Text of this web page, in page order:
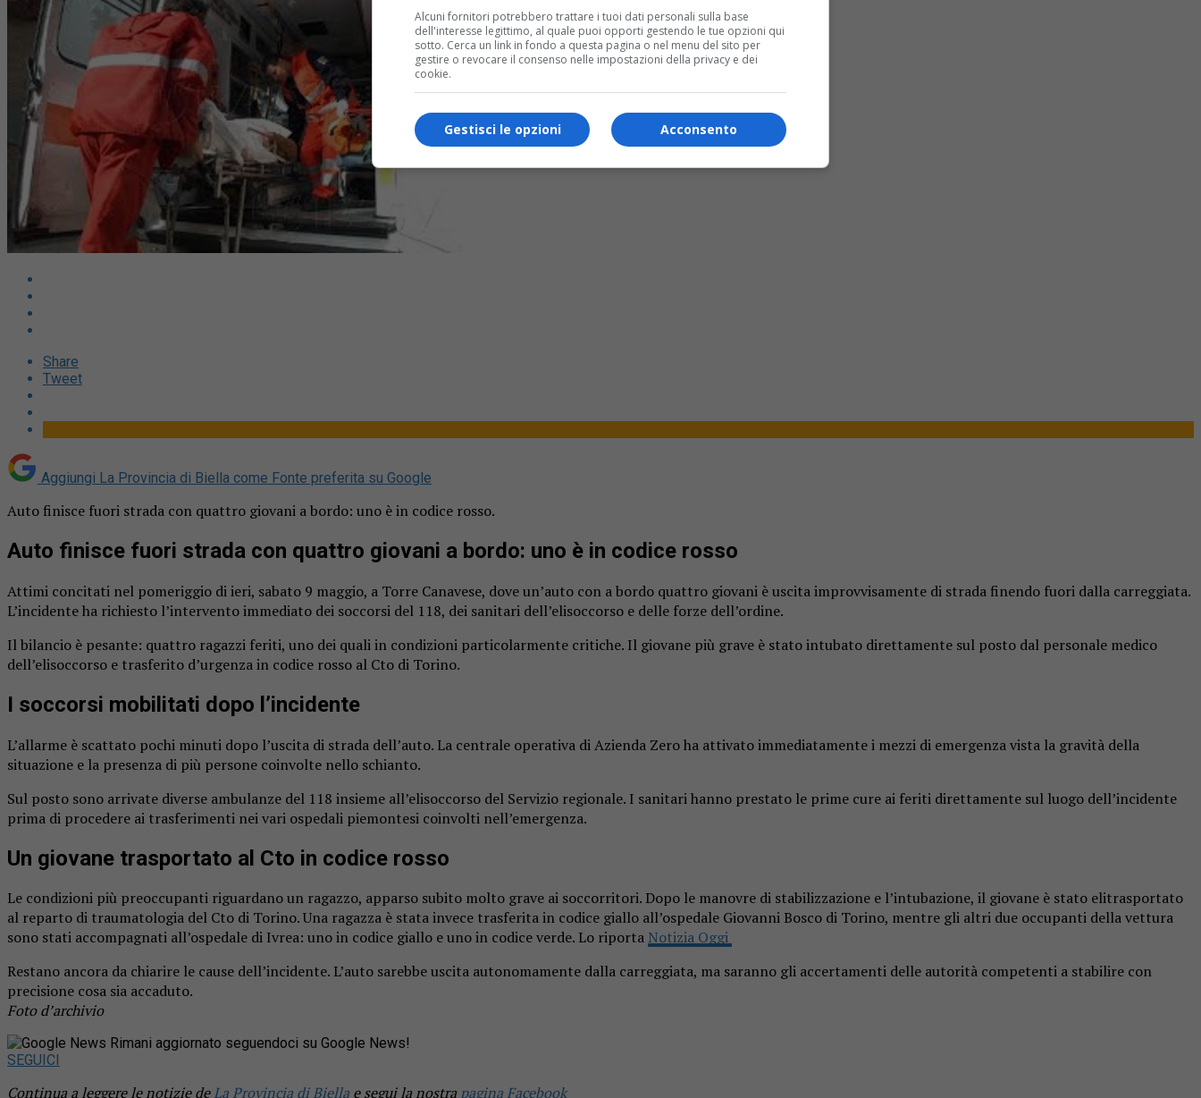
Share
Tweet
Aggiungi La Provincia di Biella come Fonte preferita su Google
Auto finisce fuori strada con quattro giovani a bordo: uno è in codice rosso.
Auto finisce fuori strada con quattro giovani a bordo: uno è in codice rosso
Attimi concitati nel pomeriggio di ieri, sabato 9 maggio, a Torre Canavese, dove un’auto con a bordo quattro giovani è uscita improvvisamente di strada finendo fuori dalla carreggiata.
L’incidente ha richiesto l’intervento immediato dei soccorsi del 118, dei sanitari dell’elisoccorso e delle forze dell’ordine.
Il bilancio è pesante: quattro ragazzi feriti, uno dei quali in condizioni particolarmente critiche. Il giovane più grave è stato intubato direttamente sul posto dal personale medico
dell’elisoccorso e trasferito d’urgenza in codice rosso al Cto di Torino.
I soccorsi mobilitati dopo l’incidente
L’allarme è scattato pochi minuti dopo l’uscita di strada dell’auto. La centrale operativa di Azienda Zero ha attivato immediatamente i mezzi di emergenza vista la gravità della
situazione e la presenza di più persone coinvolte nello schianto.
Sul posto sono arrivate diverse ambulanze del 118 insieme all’elisoccorso del Servizio regionale. I sanitari hanno prestato le prime cure ai feriti direttamente sul luogo dell’incidente
prima di procedere ai trasferimenti nei vari ospedali piemontesi coinvolti nell’emergenza.
Un giovane trasportato al Cto in codice rosso
Le condizioni più preoccupanti riguardano un ragazzo, apparso subito molto grave ai soccorritori. Dopo le manovre di stabilizzazione e l’intubazione, il giovane è stato elitrasportato
al reparto di traumatologia del Cto di Torino. Una ragazza è stata invece trasferita in codice giallo all’ospedale Giovanni Bosco di Torino, mentre gli altri due occupanti della vettura
sono stati accompagnati all’ospedale di Ivrea: uno in codice giallo e uno in codice verde. Lo riporta Notizia Oggi
Restano ancora da chiarire le cause dell’incidente. L’auto sarebbe uscita autonomamente dalla carreggiata, ma saranno gli accertamenti delle autorità competenti a stabilire con
precisione cosa sia accaduto.
Foto d’archivio
Rimani aggiornato seguendoci su Google News!
SEGUICI
Continua a leggere le notizie deLa Provincia di Biella e segui la nostra pagina Facebook
Alcuni fornitori potrebbero trattare i tuoi dati personali sulla base
dell'interesse legittimo, al quale puoi opporti gestendo le tue opzioni qui
sotto. Cerca un link in fondo a questa pagina o nel menu del sito per
gestire o revocare il consenso nelle impostazioni della privacy e dei
cookie.
Acconsento
Gestisci le opzioni